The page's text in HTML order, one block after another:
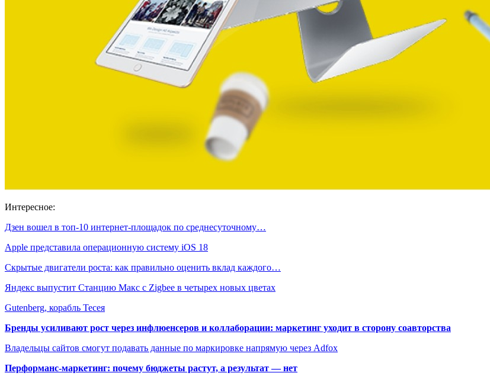
Интересное:
Дзен вошел в топ-10 интернет-площадок по среднесуточному…
Apple представила операционную систему iOS 18
Скрытые двигатели роста: как правильно оценить вклад каждого…
Яндекс выпустит Станцию Макс с Zigbee в четырех новых цветах
Gutenberg, корабль Тесея
Бренды усиливают рост через инфлюенсеров и коллаборации: маркетинг уходит в сторону соавторства
Владельцы сайтов смогут подавать данные по маркировке напрямую через Adfox
Перформанс-маркетинг: почему бюджеты растут, а результат — нет